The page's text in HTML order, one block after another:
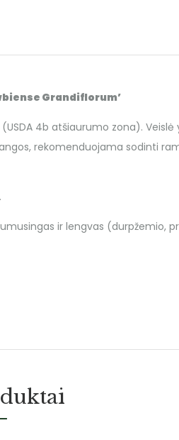
Grandiflorum’
4b atšiaurumo zona).
rekomenduojama sodinti
ir lengvas (durpžemio,